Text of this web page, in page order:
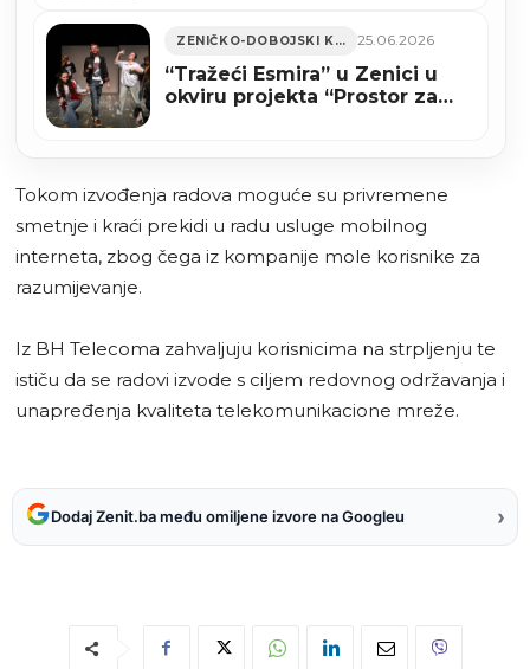
ZENIČKO-DOBOJSKI KANTON 25.06.2026
“Tražeći Esmira” u Zenici u
okviru projekta “Prostor za
Tokom izvođenja radova moguće su privremene
smetnje i kraći prekidi u radu usluge mobilnog
interneta, zbog čega iz kompanije mole korisnike za
razumijevanje.
Iz BH Telecoma zahvaljuju korisnicima na strpljenju te
ističu da se radovi izvode s ciljem redovnog održavanja i
unapređenja kvaliteta telekomunikacione mreže.
Dodaj Zenit.ba među omiljene izvore na Googleu ›